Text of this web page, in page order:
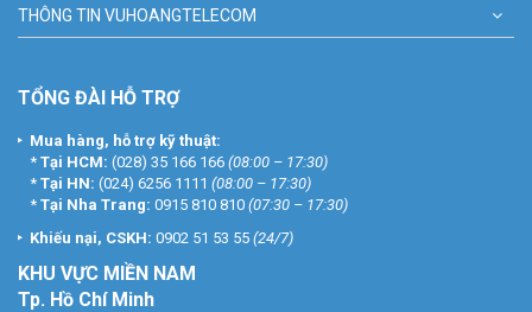
THÔNG TIN VUHOANGTELECOM
TỔNG ĐÀI HỖ TRỢ
Mua hàng, hỗ trợ kỹ thuật:
* Tại HCM: (028) 35 166 166 (08:00 – 17:30)
* Tại HN: (024) 6256 1111 (08:00 – 17:30)
* Tại Nha Trang: 0915 810 810 (07:30 – 17:30)
Khiếu nại, CSKH: 0902 51 53 55 (24/7)
KHU VỰC MIỀN NAM
Tp. Hồ Chí Minh